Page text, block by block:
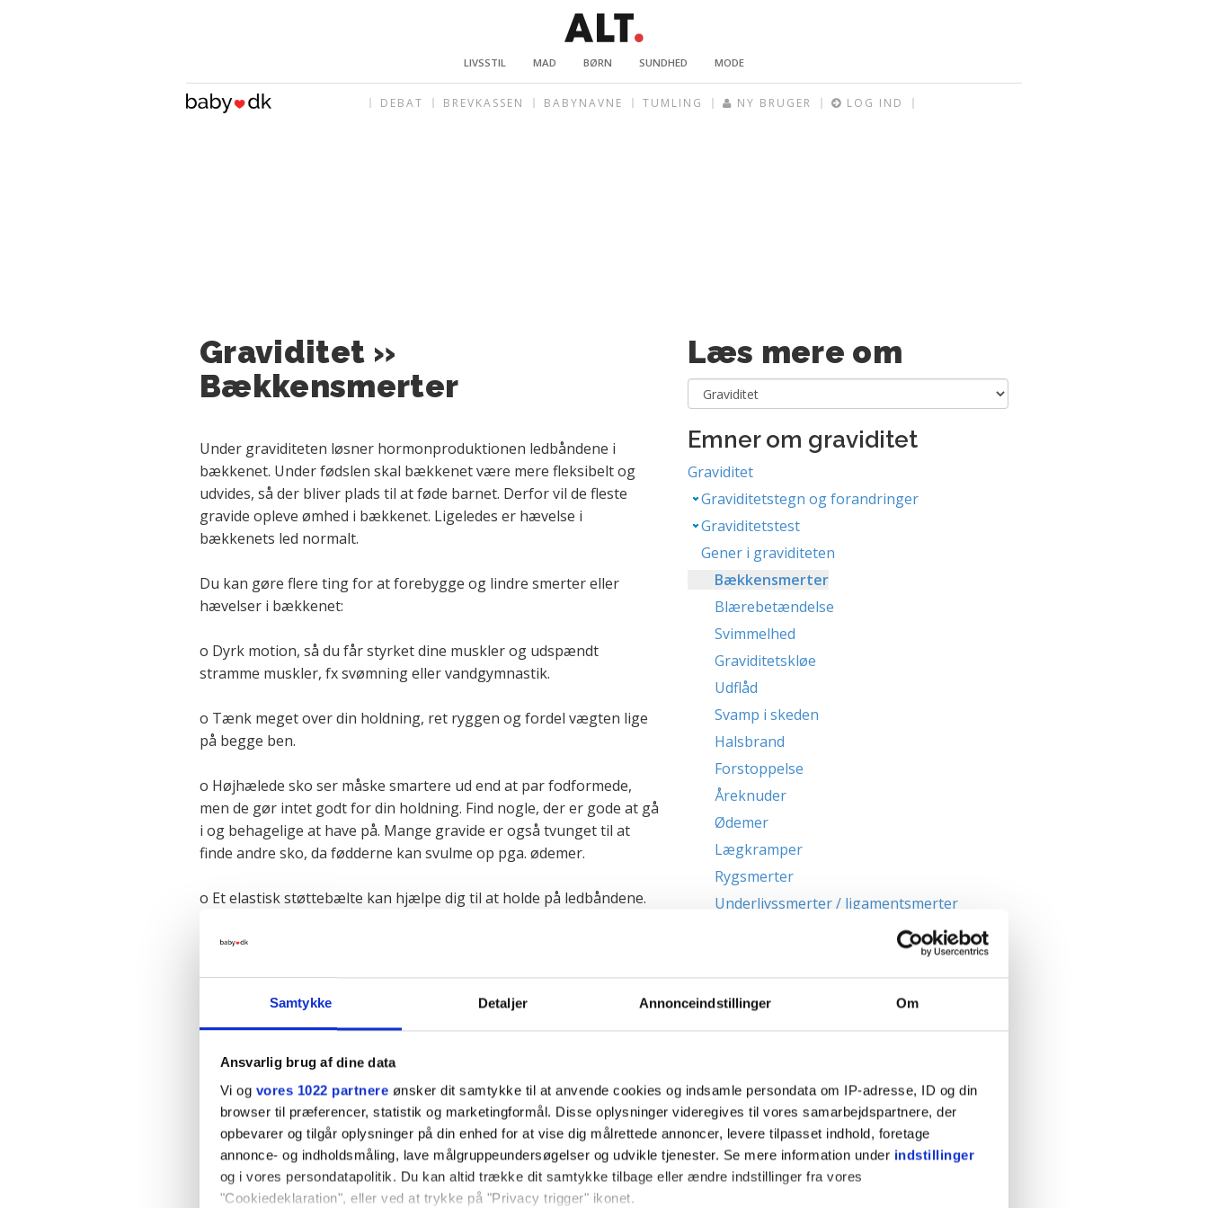
Samtykke Detaljer Annonceindstillinger Om
Ansvarlig brug af dine data
Vi og vores 1022 partnere ønsker dit samtykke til at anvende cookies og indsamle persondata om IP-adresse, ID og din
browser til præferencer, statistik og marketingformål. Disse oplysninger videregives til vores samarbejdspartnere, der
opbevarer og tilgår oplysninger på din enhed for at vise dig målrettede annoncer, levere tilpasset indhold, foretage
annonce- og indholdsmåling, lave målgruppeundersøgelser og udvikle tjenester. Se mere information under indstillinger
og i vores persondatapolitik. Du kan altid trække dit samtykke tilbage eller ændre indstillinger fra vores
"Cookiedeklaration", eller ved at trykke på "Privacy trigger" ikonet.
LIVSSTIL MAD BØRN SUNDHED MODE
DEBAT BREVKASSEN BABYNAVNE TUMLING NY BRUGER LOG IND
Graviditet »
Bækkensmerter
Under graviditeten løsner hormonproduktionen ledbåndene i
bækkenet. Under fødslen skal bækkenet være mere fleksibelt og
udvides, så der bliver plads til at føde barnet. Derfor vil de fleste
gravide opleve ømhed i bækkenet. Ligeledes er hævelse i
bækkenets led normalt.
Du kan gøre flere ting for at forebygge og lindre smerter eller
hævelser i bækkenet:
o Dyrk motion, så du får styrket dine muskler og udspændt
stramme muskler, fx svømning eller vandgymnastik.
o Tænk meget over din holdning, ret ryggen og fordel vægten lige
på begge ben.
o Højhælede sko ser måske smartere ud end at par fodformede,
men de gør intet godt for din holdning. Find nogle, der er gode at gå
i og behagelige at have på. Mange gravide er også tvunget til at
finde andre sko, da fødderne kan svulme op pga. ødemer.
o Et elastisk støttebælte kan hjælpe dig til at holde på ledbåndene.
o En ispose pakket ind i et viskestykke mod det ømme led 5-15
Hvis du er meget besværet af bækkensmerter, bør du tage en snak
med din læge eller jordemoder, da det kan være bækkenløsning.
Læs eventuelt mere om bækkenløsning under
Forrige side Næste side
Læs mere om
Emner om graviditet
Graviditet
Graviditetstegn og forandringer
Graviditetstest
Gener i graviditeten
Bækkensmerter
Blærebetændelse
Svimmelhed
Graviditetskløe
Udflåd
Svamp i skeden
Halsbrand
Forstoppelse
Åreknuder
Ødemer
Lægkramper
Rygsmerter
Underlivssmerter / ligamentsmerter
Undersøgelser i graviditeten
Vandrejournalen
Faresignaler i graviditeten
Spontan abort
Fosterdød / dødfødsel
Fosterets liv inde i maven